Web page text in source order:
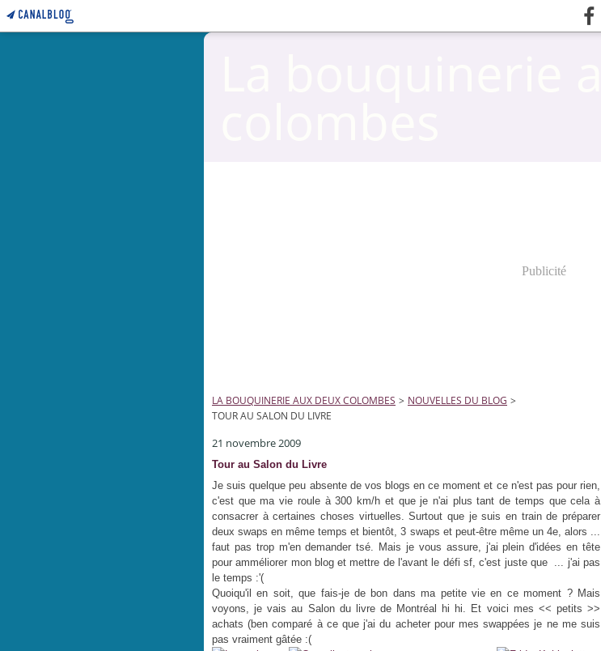
Publicité
LA BOUQUINERIE AUX DEUX COLOMBES > NOUVELLES DU BLOG >
TOUR AU SALON DU LIVRE
21 novembre 2009
Tour au Salon du Livre
Je suis quelque peu absente de vos blogs en ce moment et ce n'est pas pour rien,
c'est que ma vie roule à 300 km/h et que je n'ai plus tant de temps que cela à
consacrer à certaines choses virtuelles. Surtout que je suis en train de préparer
deux swaps en même temps et bientôt, 3 swaps et peut-être même un 4e, alors ...
faut pas trop m'en demander tsé. Mais je vous assure, j'ai plein d'idées en tête
pour amméliorer mon blog et mettre de l'avant le défi sf, c'est juste que ... j'ai pas
le temps :'(
Quoiqu'il en soit, que fais-je de bon dans ma petite vie en ce moment ? Mais
voyons, je vais au Salon du livre de Montréal hi hi. Et voici mes << petits >>
achats (ben comparé à ce que j'ai du acheter pour mes swappées je ne me suis
pas vraiment gâtée :(